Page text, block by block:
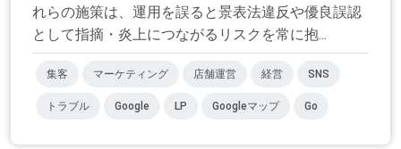
れらの施策は、運用を誤ると景表法違反や優良誤認
として指摘・炎上につながるリスクを常に抱...
集客 マーケティング 店舗運営 経営 SNS
トラブル Google LP Googleマップ Go